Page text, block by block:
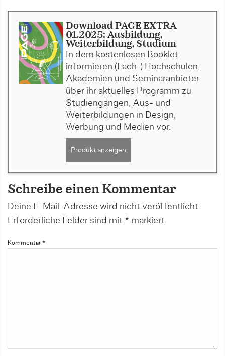
Download PAGE EXTRA
01.2025: Ausbildung,
Weiterbildung, Studium
In dem kostenlosen Booklet
informieren (Fach-) Hochschulen,
Akademien und Seminaranbieter
über ihr aktuelles Programm zu
Studiengängen, Aus- und
Weiterbildungen in Design,
Werbung und Medien vor.
Produkt anzeigen
Schreibe einen Kommentar
Deine E-Mail-Adresse wird nicht veröffentlicht.
Erforderliche Felder sind mit * markiert.
Kommentar *